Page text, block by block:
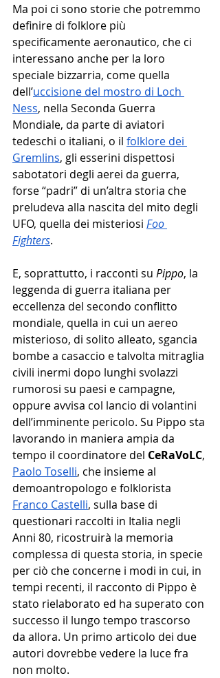
Ma poi ci sono storie che potremmo
definire di folklore più
specificamente aeronautico, che ci
interessano anche per la loro
speciale bizzarria, come quella
dell’uccisione del mostro di Loch
Ness, nella Seconda Guerra
Mondiale, da parte di aviatori
tedeschi o italiani, o il folklore dei
Gremlins, gli esserini dispettosi
sabotatori degli aerei da guerra,
forse “padri” di un’altra storia che
preludeva alla nascita del mito degli
UFO, quella dei misteriosi Foo
Fighters.
E, soprattutto, i racconti su Pippo, la
leggenda di guerra italiana per
eccellenza del secondo conflitto
mondiale, quella in cui un aereo
misterioso, di solito alleato, sgancia
bombe a casaccio e talvolta mitraglia
civili inermi dopo lunghi svolazzi
rumorosi su paesi e campagne,
oppure avvisa col lancio di volantini
dell’imminente pericolo. Su Pippo sta
lavorando in maniera ampia da
tempo il coordinatore del CeRaVoLC,
Paolo Toselli, che insieme al
demoantropologo e folklorista
Franco Castelli, sulla base di
questionari raccolti in Italia negli
Anni 80, ricostruirà la memoria
complessa di questa storia, in specie
per ciò che concerne i modi in cui, in
tempi recenti, il racconto di Pippo è
stato rielaborato ed ha superato con
successo il lungo tempo trascorso
da allora. Un primo articolo dei due
autori dovrebbe vedere la luce fra
non molto.